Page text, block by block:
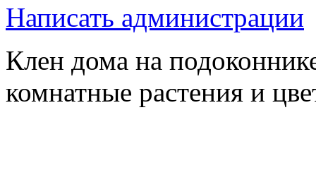
Написать администрации
Клен дома на
комнатные растения и